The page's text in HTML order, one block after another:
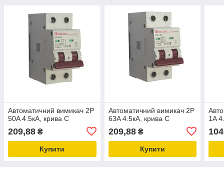
Автоматичний вимикач 2Р
50A 4.5кА, крива C
209,88 ₴
Купити
Автоматичний вимикач 2Р
63A 4.5кА, крива C
209,88₴
Купити
1A